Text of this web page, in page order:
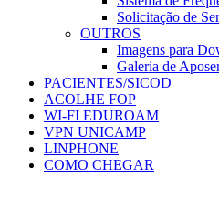
Solicitação de
OUTROS
Imagens para
Galeria de
PACIENTES/SICOD
ACOLHE FOP
WI-FI EDUROAM
VPN UNICAMP
LINPHONE
COMO CHEGAR